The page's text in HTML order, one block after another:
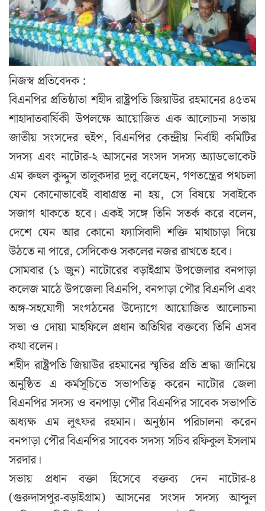
নিজস্ব প্রতিবেদক :
বিএনপির প্রতিষ্ঠাতা শহীদ রাষ্ট্রপতি জিয়াউর রহমানের ৪৫তম
শাহাদাতবার্ষিকী উপলক্ষে আয়োজিত এক আলোচনা সভায়
জাতীয় সংসদের হুইপ, বিএনপির কেন্দ্রীয় নির্বাহী কমিটির
সদস্য এবং নাটোর-২ আসনের সংসদ সদস্য অ্যাডভোকেট
এম রুহুল কুদ্দুস তালুকদার দুলু বলেছেন, গণতন্ত্রের পথচলা
যেন কোনোভাবেই বাধাগ্রস্ত না হয়, সে বিষয়ে সবাইকে
সজাগ থাকতে হবে। একই সঙ্গে তিনি সতর্ক করে বলেন,
দেশে যেন আর কোনো ফ্যাসিবাদী শক্তি মাথাচাড়া দিয়ে
উঠতে না পারে, সেদিকেও সকলের নজর রাখতে হবে।
সোমবার (১ জুন) নাটোরের বড়াইগ্রাম উপজেলার বনপাড়া
কলেজ মাঠে উপজেলা বিএনপি, বনপাড়া পৌর বিএনপি এবং
অঙ্গ-সহযোগী সংগঠনের উদ্যোগে আয়োজিত আলোচনা
সভা ও দোয়া মাহফিলে প্রধান অতিথির বক্তব্যে তিনি এসব
কথা বলেন।
শহীদ রাষ্ট্রপতি জিয়াউর রহমানের স্মৃতির প্রতি শ্রদ্ধা জানিয়ে
অনুষ্ঠিত এ কর্মসূচিতে সভাপতিত্ব করেন নাটোর জেলা
বিএনপির সদস্য ও বনপাড়া পৌর বিএনপির সাবেক সভাপতি
অধ্যক্ষ এম লুৎফর রহমান। অনুষ্ঠান পরিচালনা করেন
বনপাড়া পৌর বিএনপির সাবেক সদস্য সচিব রফিকুল ইসলাম
সরদার।
সভায় প্রধান বক্তা হিসেবে বক্তব্য দেন নাটোর-৪
(গুরুদাসপুর-বড়াইগ্রাম) আসনের সংসদ সদস্য আব্দুল